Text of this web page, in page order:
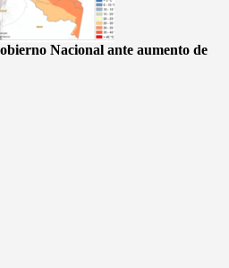
Nacional ante aumento de